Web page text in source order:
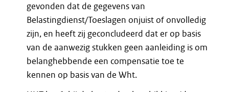
gevonden dat de gegevens van
Belastingdienst/Toeslagen onjuist of onvolledig
zijn, en heeft zij geconcludeerd dat er op basis
van de aanwezig stukken geen aanleiding is om
belanghebbende een compensatie toe te
kennen op basis van de Wht.